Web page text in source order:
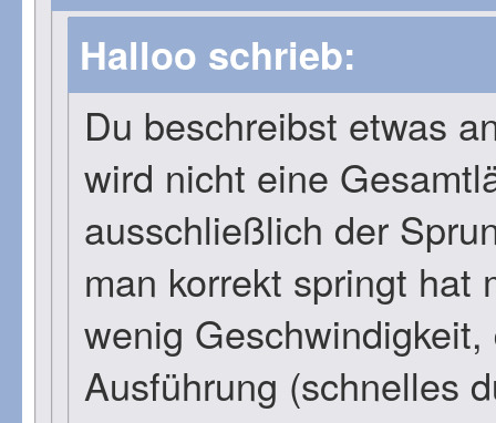
Halloo schrieb:
Du beschreibst etwas
wird nicht eine
ausschließlich der
man korrekt springt hat
wenig
Ausführung (schnelles